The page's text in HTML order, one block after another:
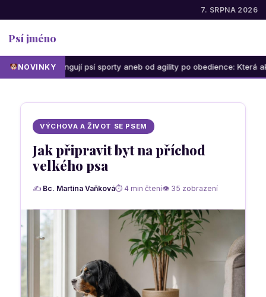
7. SRPNA 2026
Psí jméno
NOVINKY
Jak fungují psí sporty aneb od agility po obedience: Která aktivita
VÝCHOVA A ŽIVOT SE PSEM
Jak připravit byt na příchod
velkého psa
✍ Bc. Martina Vaňková⏱ 4 min čtení👁 35 zobrazení